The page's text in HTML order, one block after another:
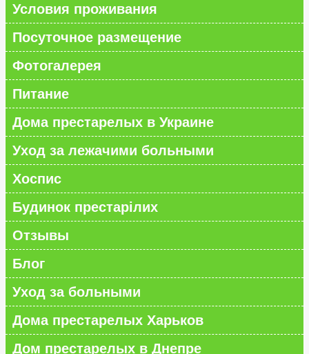
Условия проживания
Посуточное размещение
Фотогалерея
Питание
Дома престарелых в Украине
Уход за лежачими больными
Хоспис
Будинок престарілих
Отзывы
Блог
Уход за больными
Дома престарелых Харьков
Дом престарелых в Днепре